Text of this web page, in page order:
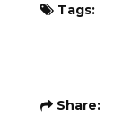
Tags:
Share: